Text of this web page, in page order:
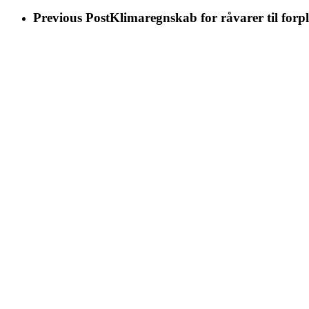
Previous PostKlimaregnskab for råvarer til